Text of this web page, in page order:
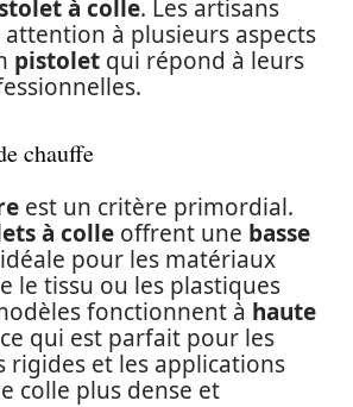
à colle. Les artisans
à plusieurs aspects
pistolet qui répond à leurs
chauffe
est un critère primordial.
à colle offrent une basse
pour les matériaux
le tissu ou les plastiques
fonctionnent à haute
qui est parfait pour les
rigides et les applications
colle plus dense et